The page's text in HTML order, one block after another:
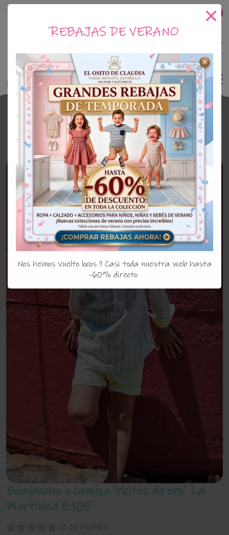
El Osito de Claudia
Tu tienda online de Moda Infantil
0€
Outlet Niño
OUTLET
54%
Bombacho y camisa 'ricitos de oro' La
Martinica 8105
0 opiniones
REBAJAS DE VERANO
Nos hemos vuelto locos !! Casi toda nuestra web hasta
-60% directo